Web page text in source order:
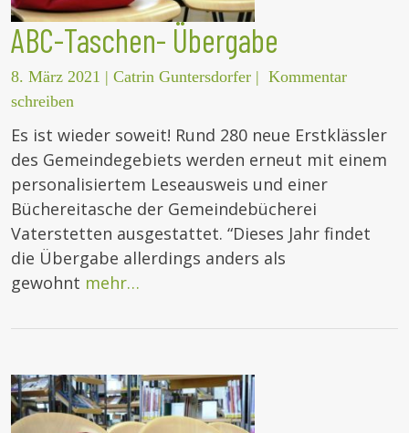
ABC-Taschen- Übergabe
8. März 2021 | Catrin Guntersdorfer | Kommentar
schreiben
Es ist wieder soweit! Rund 280 neue Erstklässler
des Gemeindegebiets werden erneut mit einem
personalisiertem Leseausweis und einer
Büchereitasche der Gemeindebücherei
Vaterstetten ausgestattet. “Dieses Jahr findet
die Übergabe allerdings anders als
gewohnt mehr…